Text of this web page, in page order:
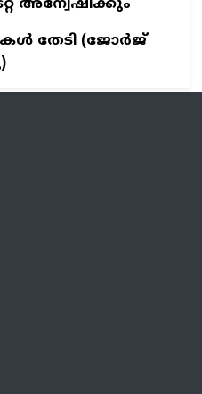
അന്വേഷിക്കും
തേടി (ജോര്‍ജ്‌